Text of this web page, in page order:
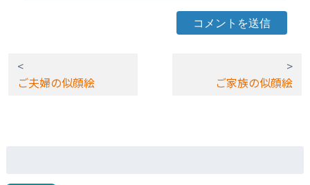
<
ご夫婦の似顔絵
>
ご家族の似顔絵